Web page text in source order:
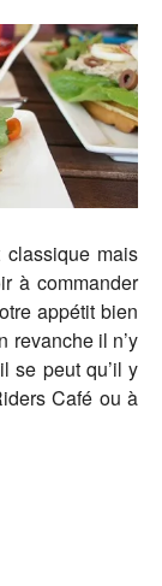
mais
à commander
appétit bien
revanche il n’y
se peut qu’il y
Café ou à